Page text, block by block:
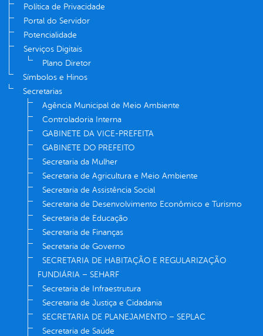
Política de Privacidade
Portal do Servidor
Potencialidade
Serviços Digitais
Plano Diretor
Símbolos e Hinos
Secretarias
Agência Municipal de Meio Ambiente
Controladoria Interna
GABINETE DA VICE-PREFEITA
GABINETE DO PREFEITO
Secretaria da Mulher
Secretaria de Agricultura e Meio Ambiente
Secretaria de Assistência Social
Secretaria de Desenvolvimento Econômico e Turismo
Secretaria de Educação
Secretaria de Finanças
Secretaria de Governo
SECRETARIA DE HABITAÇÃO E REGULARIZAÇÃO
FUNDIÁRIA – SEHARF
Secretaria de Infraestrutura
Secretaria de Justiça e Cidadania
SECRETARIA DE PLANEJAMENTO – SEPLAC
Secretaria de Saúde